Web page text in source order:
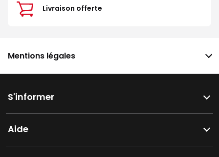
Livraison offerte
Mentions légales
S'informer
Aide